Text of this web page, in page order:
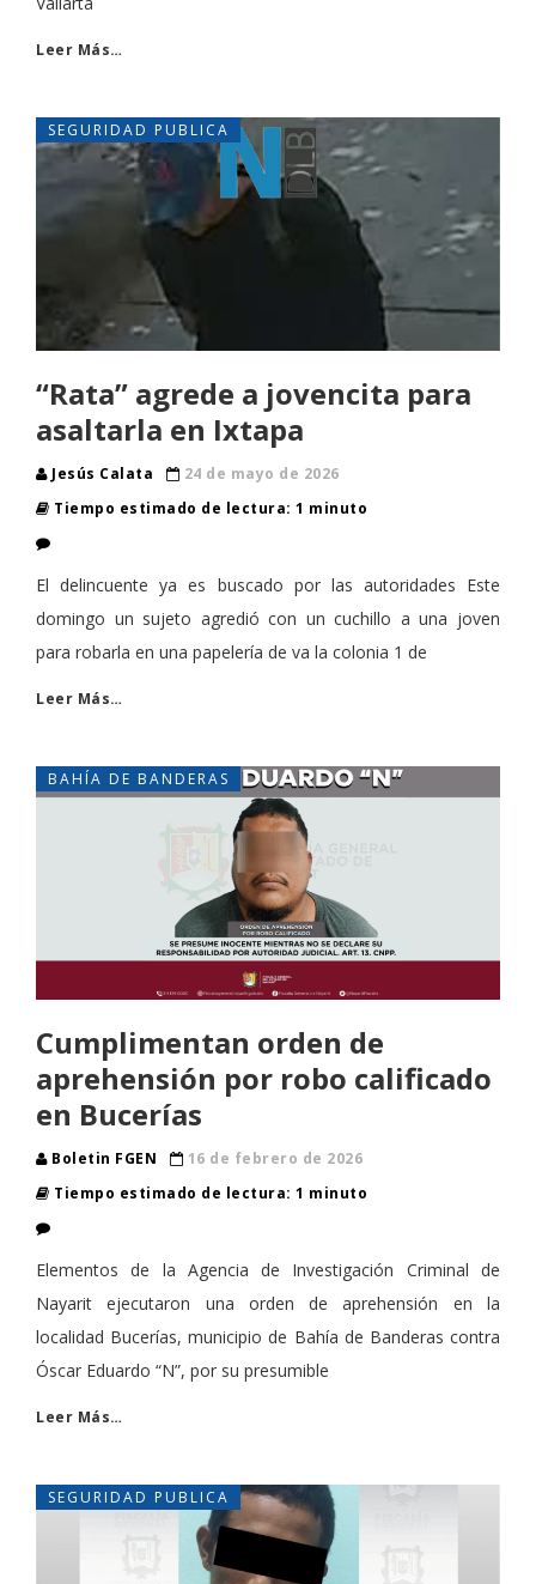
Leer Más…
SEGURIDAD PUBLICA
“Rata” agrede a jovencita para
asaltarla en Ixtapa
Jesús Calata
24 de mayo de 2026
Tiempo estimado de lectura: 1 minuto
El delincuente ya es buscado por las autoridades Este
domingo un sujeto agredió con un cuchillo a una joven
para robarla en una papelería de va la colonia 1 de
Leer Más…
BAHÍA DE BANDERAS
Cumplimentan orden de
aprehensión por robo calificado
en Bucerías
Boletin FGEN
16 de febrero de 2026
Tiempo estimado de lectura: 1 minuto
Elementos de la Agencia de Investigación Criminal de
Nayarit ejecutaron una orden de aprehensión en la
localidad Bucerías, municipio de Bahía de Banderas contra
Óscar Eduardo “N”, por su presumible
Leer Más…
SEGURIDAD PUBLICA